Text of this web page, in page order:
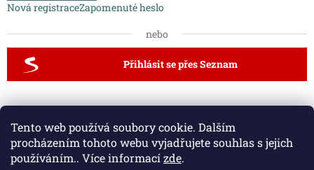
Tento web používá soubory cookie. Dalším
procházením tohoto webu vyjadřujete souhlas s jejich
používáním.. Více informacízde.
Nová registraceZapomenuté heslo
nebo
Přihlásit se přes Seznam
Půdní schody a zábradlí